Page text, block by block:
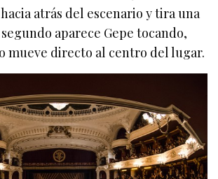
atrás del escenario y tira una
aparece Gepe tocando,
mueve directo al centro del lugar.